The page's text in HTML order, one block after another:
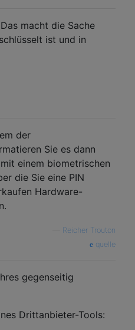
macht die Sache
ist und in
der
Sie es dann
einem biometrischen
die Sie eine PIN
Hardware-
Reicher Trouton
quelle
gegenseitig
Drittanbieter-Tools: